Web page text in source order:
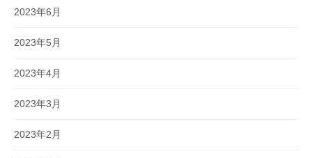
2023年6月
2023年5月
2023年4月
2023年3月
2023年2月